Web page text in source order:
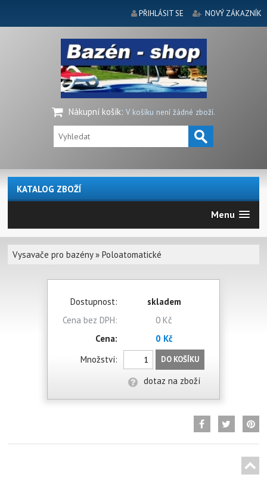
PŘIHLÁSIT SE NOVÝ ZÁKAZNÍK
Nákupní košík: V košíku není žádné zboží.
KATALOG ZBOŽÍ
Menu
Vysavače pro bazény»Poloatomatické
Dostupnost:
skladem
Cena bez DPH:
0 Kč
Cena:
0 Kč
Množství:
DO KOŠÍKU
dotaz na zboží